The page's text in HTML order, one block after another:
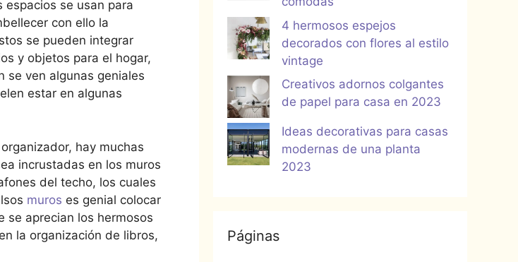
se usan para
con ello la
se pueden integrar
y objetos para el hogar,
se ven algunas geniales
estar en algunas
hay muchas
incrustadas en los muros
del techo, los cuales
muros es genial colocar
se aprecian los hermosos
la organización de libros,
4 hermosos espejos
decorados con flores al estilo
vintage
Creativos adornos colgantes
de papel para casa en 2023
Ideas decorativas para casas
modernas de una planta
2023
Páginas